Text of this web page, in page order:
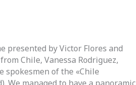
presented by Victor Flores and
Chile, Vanessa Rodriguez,
spokesmen of the «Chile
We managed to have a panoramic